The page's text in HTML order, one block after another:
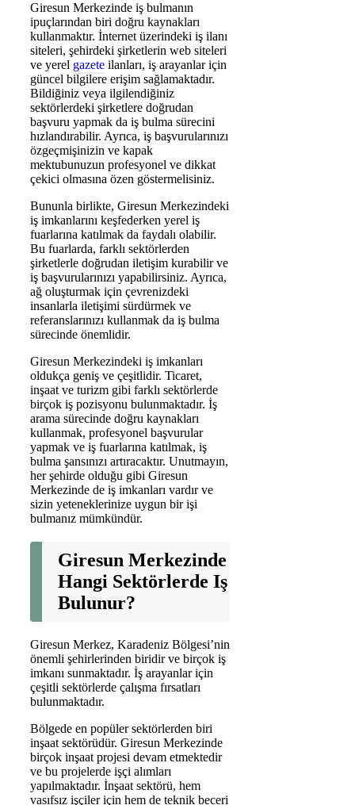
Giresun Merkezinde iş bulmanın
ipuçlarından biri doğru kaynakları
kullanmaktır. İnternet üzerindeki iş ilanı
siteleri, şehirdeki şirketlerin web siteleri
ve yerel gazete ilanları, iş arayanlar için
güncel bilgilere erişim sağlamaktadır.
Bildiğiniz veya ilgilendiğiniz
sektörlerdeki şirketlere doğrudan
başvuru yapmak da iş bulma sürecini
hızlandırabilir. Ayrıca, iş başvurularınızı
özgeçmişinizin ve kapak
mektubunuzun profesyonel ve dikkat
çekici olmasına özen göstermelisiniz.
Bununla birlikte, Giresun Merkezindeki
iş imkanlarını keşfederken yerel iş
fuarlarına katılmak da faydalı olabilir.
Bu fuarlarda, farklı sektörlerden
şirketlerle doğrudan iletişim kurabilir ve
iş başvurularınızı yapabilirsiniz. Ayrıca,
ağ oluşturmak için çevrenizdeki
insanlarla iletişimi sürdürmek ve
referanslarınızı kullanmak da iş bulma
sürecinde önemlidir.
Giresun Merkezindeki iş imkanları
oldukça geniş ve çeşitlidir. Ticaret,
inşaat ve turizm gibi farklı sektörlerde
birçok iş pozisyonu bulunmaktadır. İş
arama sürecinde doğru kaynakları
kullanmak, profesyonel başvurular
yapmak ve iş fuarlarına katılmak, iş
bulma şansınızı artıracaktır. Unutmayın,
her şehirde olduğu gibi Giresun
Merkezinde de iş imkanları vardır ve
sizin yeteneklerinize uygun bir işi
bulmanız mümkündür.
Giresun Merkezinde
Hangi Sektörlerde Iş
Bulunur?
Giresun Merkez, Karadeniz Bölgesi’nin
önemli şehirlerinden biridir ve birçok iş
imkanı sunmaktadır. İş arayanlar için
çeşitli sektörlerde çalışma fırsatları
bulunmaktadır.
Bölgede en popüler sektörlerden biri
inşaat sektörüdür. Giresun Merkezinde
birçok inşaat projesi devam etmektedir
ve bu projelerde işçi alımları
yapılmaktadır. İnşaat sektörü, hem
vasıfsız işçiler için hem de teknik beceri